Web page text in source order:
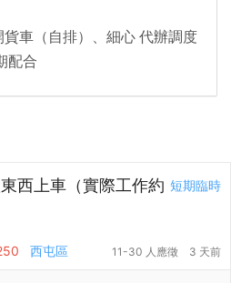
車（自排）、細心 代辦調度
配合
短期臨時
西上車（實際工作約
西屯區 11-30 人應徵 3 天前